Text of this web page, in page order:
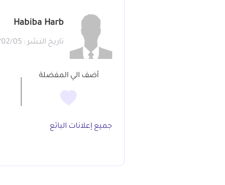
Habiba Harb
تاريخ النشر : 2025/02/05
أضف الي المفضلة
جميع إعلانات البائع